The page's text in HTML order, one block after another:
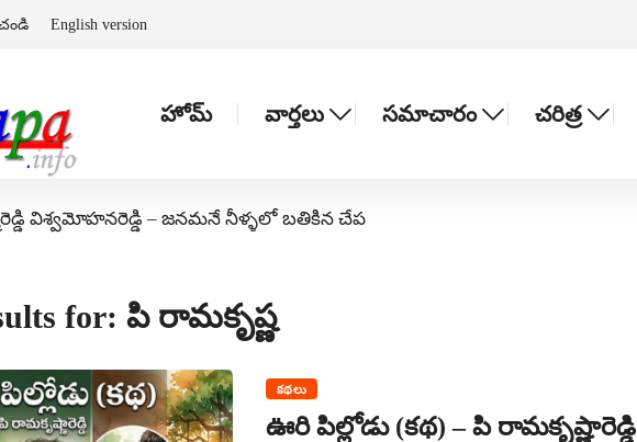
English version
హోమ్ వార్తలు సమాచారం చరిత్ర
విశ్వమోహనరెడ్డి – జనమనే నీళ్ళలో బతికిన చేప
for: పి రామకృష్ణ
కథలు
ఊరి పిల్లోడు (కథ) – పి రామకృష్ణారెడ్డి